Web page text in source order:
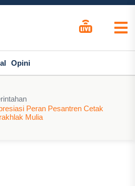
Opini
Peran Pesantren Cetak
Mulia